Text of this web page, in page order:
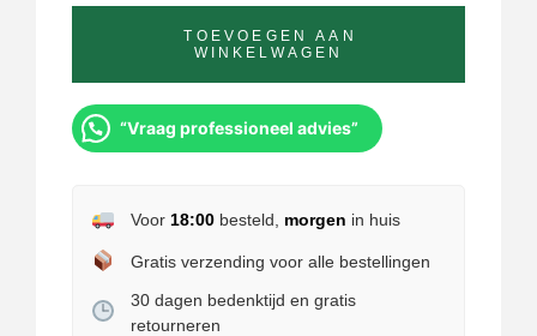
TOEVOEGEN AAN
WINKELWAGEN
“Vraag professioneel advies”
Voor 18:00besteld, morgen in huis
Gratis verzending voor alle bestellingen
30 dagen bedenktijd en gratis
retourneren